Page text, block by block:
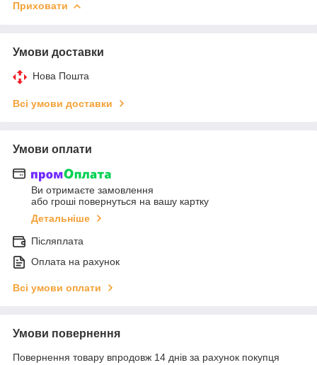
Приховати
Умови доставки
Нова Пошта
Всі умови доставки
Умови оплати
Ви отримаєте замовлення
або гроші повернуться на вашу картку
Детальніше
Післяплата
Оплата на рахунок
Всі умови оплати
Умови повернення
Повернення товару впродовж 14 днів за рахунок покупця